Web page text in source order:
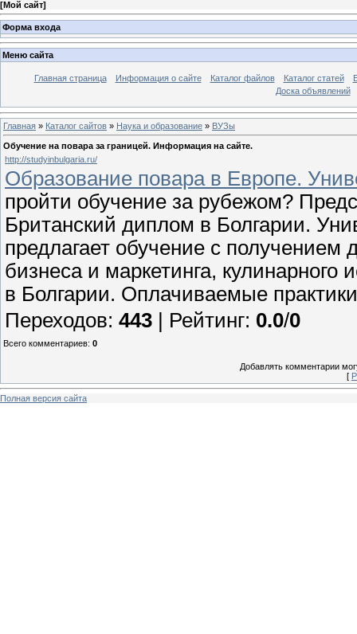
[Мой сайт]
Форма входа
Меню сайта
Главная страница Информация о сайте Каталог файлов Каталог статей
Доска объявлений
Главная » Каталог сайтов » Наука и образование » ВУЗы
Обучение на повара за границей. Информация на сайте.
http://studyinbulgaria.ru/
Образование повара в Европе.
пройти обучение за рубежом?
Британский диплом в Болгарии.
предлагает обучение с получением
бизнеса и маркетинга,
в Болгарии. Оплачиваемые
Переходов: 443 | Рейтинг: 0.0/0
Всего комментариев: 0
Добавлять комментарии
[
Полная версия сайта